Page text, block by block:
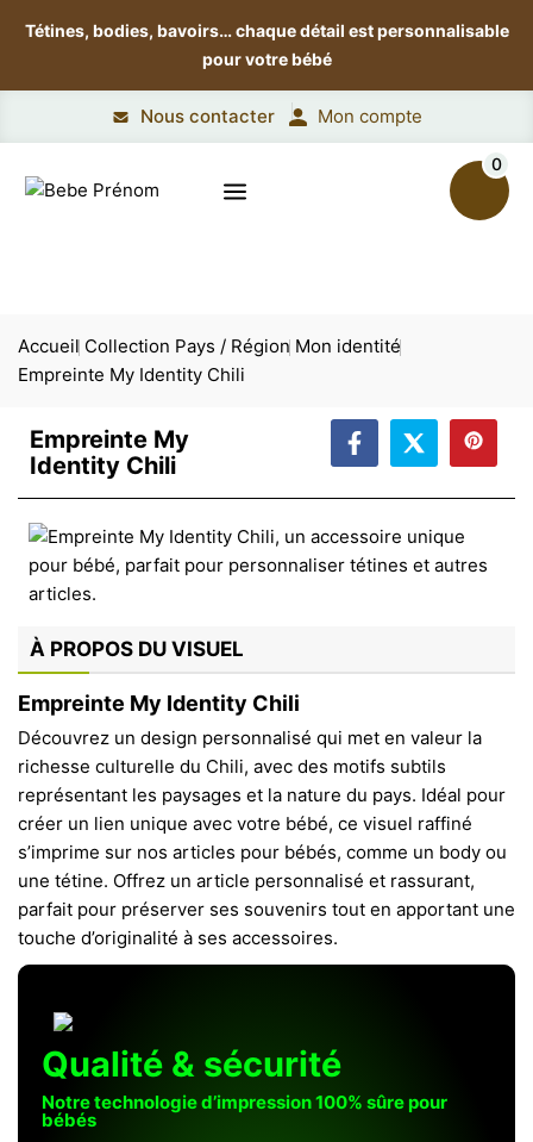
Tétines, bodies, bavoirs…chaque détail est personnalisable
pour votre bébé
Nous contacter Mon compte
0
Accueil Collection Pays / Région Mon identité
Empreinte My Identity Chili
Empreinte My
Identity Chili
À PROPOS DU VISUEL
Empreinte My Identity Chili
Découvrez un design personnalisé qui met en valeur la
richesse culturelle du Chili, avec des motifs subtils
représentant les paysages et la nature du pays. Idéal pour
créer un lien unique avec votre bébé, ce visuel raffiné
s’imprime sur nos articles pour bébés, comme un body ou
une tétine. Offrez un article personnalisé et rassurant,
parfait pour préserver ses souvenirs tout en apportant une
touche d’originalité à ses accessoires.
Qualité & sécurité
Notre technologie d’impression 100% sûre pour
bébés